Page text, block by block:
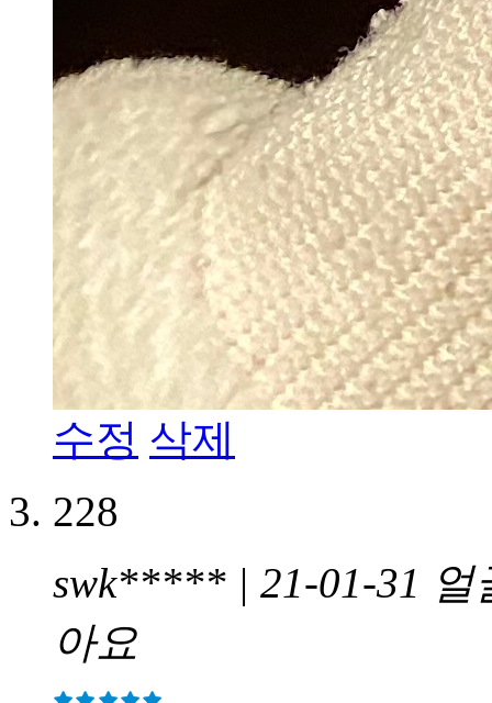
수정 삭제
228
swk***** | 21-01-31 얼
아요